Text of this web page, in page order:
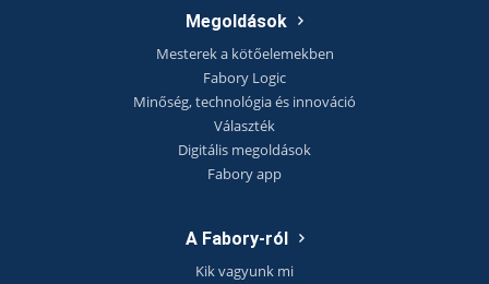
Megoldások
Mesterek a kötőelemekben
Fabory Logic
Minőség, technológia és innováció
Választék
Digitális megoldások
Fabory app
A Fabory-ról
Kik vagyunk mi